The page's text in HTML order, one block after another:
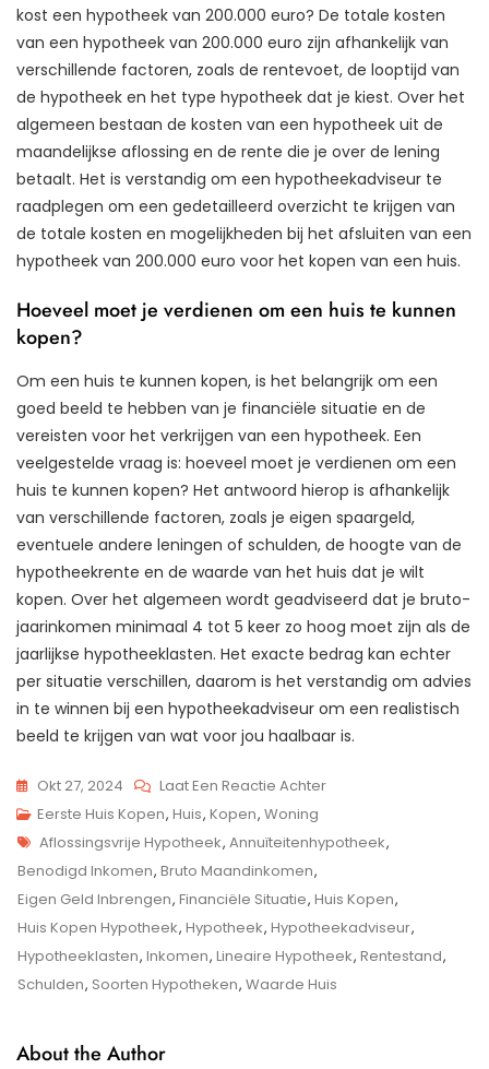
kost een hypotheek van 200.000 euro? De totale kosten
van een hypotheek van 200.000 euro zijn afhankelijk van
verschillende factoren, zoals de rentevoet, de looptijd van
de hypotheek en het type hypotheek dat je kiest. Over het
algemeen bestaan de kosten van een hypotheek uit de
maandelijkse aflossing en de rente die je over de lening
betaalt. Het is verstandig om een hypotheekadviseur te
raadplegen om een gedetailleerd overzicht te krijgen van
de totale kosten en mogelijkheden bij het afsluiten van een
hypotheek van 200.000 euro voor het kopen van een huis.
Hoeveel moet je verdienen om een huis te kunnen
kopen?
Om een huis te kunnen kopen, is het belangrijk om een
goed beeld te hebben van je financiële situatie en de
vereisten voor het verkrijgen van een hypotheek. Een
veelgestelde vraag is: hoeveel moet je verdienen om een
huis te kunnen kopen? Het antwoord hierop is afhankelijk
van verschillende factoren, zoals je eigen spaargeld,
eventuele andere leningen of schulden, de hoogte van de
hypotheekrente en de waarde van het huis dat je wilt
kopen. Over het algemeen wordt geadviseerd dat je bruto-
jaarinkomen minimaal 4 tot 5 keer zo hoog moet zijn als de
jaarlijkse hypotheeklasten. Het exacte bedrag kan echter
per situatie verschillen, daarom is het verstandig om advies
in te winnen bij een hypotheekadviseur om een realistisch
beeld te krijgen van wat voor jou haalbaar is.
Okt 27, 2024 Laat Een Reactie AchterOp
Wat
Moet
Weten
Over
Het
Eerste Huis Kopen, Huis, Kopen, Woning
Tags
Aflossingsvrije Hypotheek, Annuïteitenhypotheek,
Benodigd Inkomen, Bruto Maandinkomen,
Eigen Geld Inbrengen, Financiële Situatie, Huis Kopen,
Huis Kopen Hypotheek, Hypotheek, Hypotheekadviseur,
Hypotheeklasten, Inkomen, Lineaire Hypotheek, Rentestand,
Schulden, Soorten Hypotheken, Waarde Huis
About the Author